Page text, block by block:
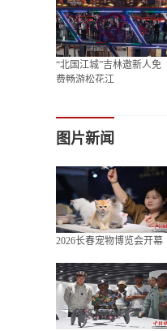
“北国江城”吉林邀新人免
费畅游松花江
图片新闻
2026长春宠物博览会开幕